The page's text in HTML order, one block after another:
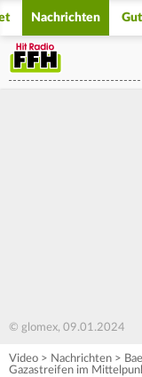
Nachrichten
© glomex, 09.01.2024
Video > Nachrichten >
Gazastreifen im